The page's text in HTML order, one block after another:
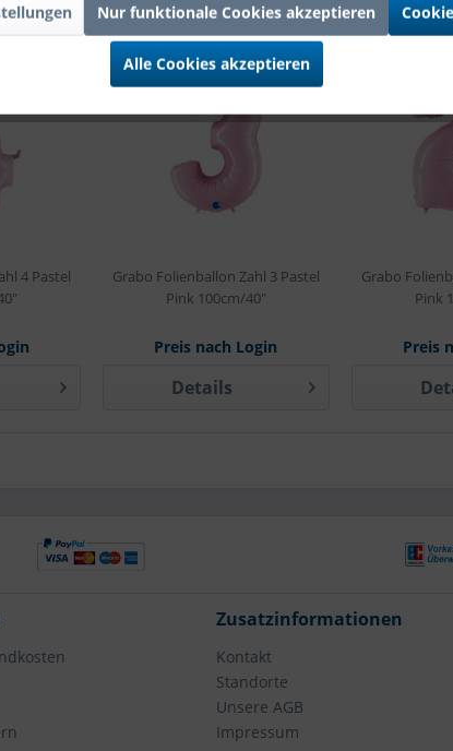
angesehen
4 Pastel
Grabo Folienballon Zahl 3 Pastel
Pink 100cm/40"
Preis nach Login
Details
Grabo
Pink
Preis
Zusatzinformationen
Kontakt
Standorte
Unsere AGB
Impressum
Nur funktionale Cookies akzeptieren
Alle Cookies akzeptieren